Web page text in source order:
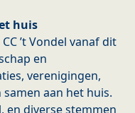
huis
’t Vondel vanaf dit
en
verenigingen,
aan het huis.
en diverse stemmen